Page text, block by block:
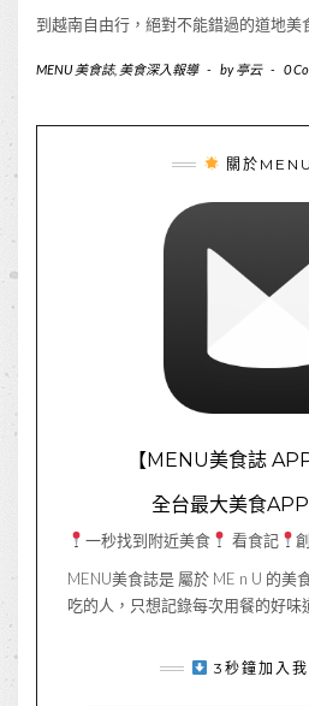
到越南自由行，絕對不能錯過的道地美
MENU 美食誌, 美食深入報導 - by亭云 - 0
關於MENU
【MENU美食誌 APP
全台最大美食APP
一秒找到附近美食 看食記
MENU美食誌是 屬於 ME n U 的美
吃的人，只想記錄每次用餐的好味
3秒鐘加入我